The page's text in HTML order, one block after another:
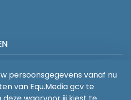
Aalter België
persoonsgegevens vanaf nu
van Equ.Media gcv te